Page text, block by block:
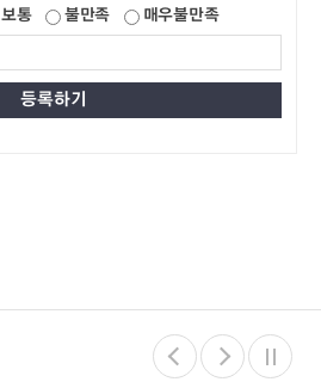
보통 불만족 매우불만족